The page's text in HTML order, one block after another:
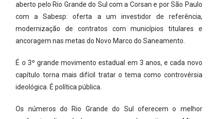
aberto pelo Rio Grande do Sul com a Corsan e por São Paulo
com a Sabesp: oferta a um investidor de referência,
modernização de contratos com municípios titulares e
ancoragem nas metas do Novo Marco do Saneamento.
É o 3º grande movimento estadual em 3 anos, e cada novo
capítulo torna mais difícil tratar o tema como controvérsia
ideológica. É política pública.
Os números do Rio Grande do Sul oferecem o melhor